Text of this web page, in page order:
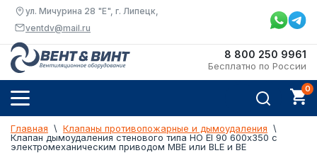
ул. Мичурина 28 "Е", г. Липецк,
ventdv@mail.ru
Бесплатно по России
8 800 250 9961
Главная
  \
Клапаны противопожарные и дымоудаления
  \
Клапан дымоудаления стенового типа НО EI 90 600х350 с
электромеханическим приводом MBE или BLE и BE